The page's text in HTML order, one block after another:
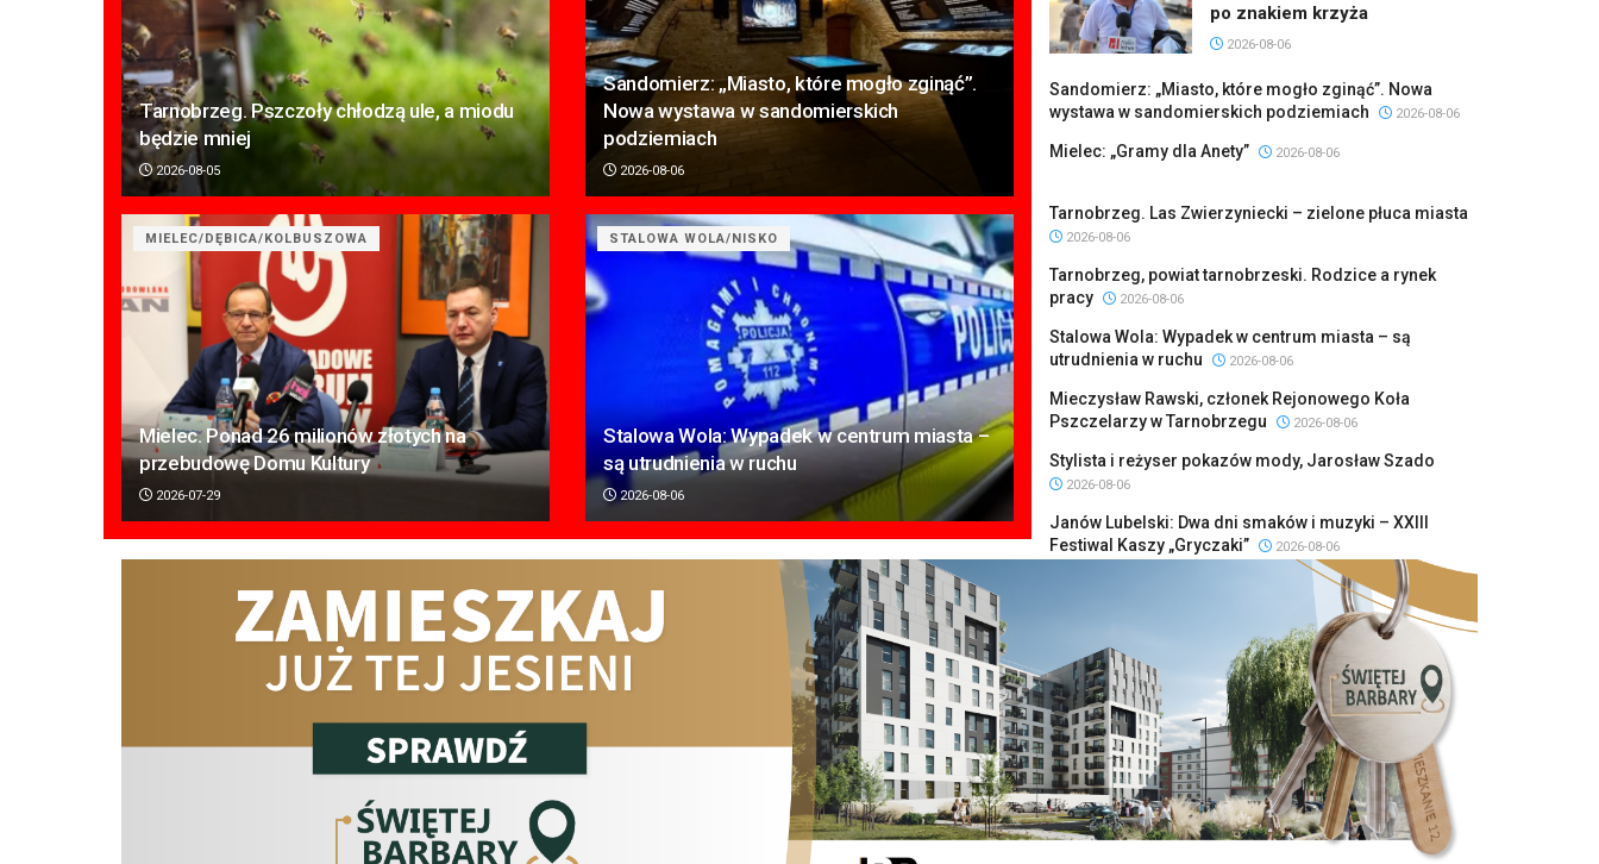
Tarnobrzeg. Pszczoły chłodzą ule, a miodu
będzie mniej
2026-08-05
Sandomierz: „Miasto, które mogło zginąć”.
Nowa wystawa w sandomierskich
podziemiach
2026-08-06
MIELEC/DĘBICA/KOLBUSZOWA
Mielec. Ponad 26 milionów złotych na
przebudowę Domu Kultury
2026-07-29
STALOWA WOLA/NISKO
Stalowa Wola: Wypadek w centrum miasta –
są utrudnienia w ruchu
2026-08-06
po znakiem krzyża
2026-08-06
Sandomierz: „Miasto, które mogło zginąć”. Nowa
wystawa w sandomierskich podziemiach
2026-08-06
Mielec: „Gramy dla Anety” 2026-08-06
Tarnobrzeg. Las Zwierzyniecki – zielone płuca miasta
2026-08-06
Tarnobrzeg, powiat tarnobrzeski. Rodzice a rynek
pracy
2026-08-06
Stalowa Wola: Wypadek w centrum miasta – są
utrudnienia w ruchu
2026-08-06
Mieczysław Rawski, członek Rejonowego Koła
Pszczelarzy w Tarnobrzegu
2026-08-06
Stylista i reżyser pokazów mody, Jarosław Szado
2026-08-06
Janów Lubelski: Dwa dni smaków i muzyki – XXIII
Festiwal Kaszy „Gryczaki”
2026-08-06